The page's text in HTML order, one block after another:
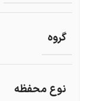
گروه
نوع محفظه